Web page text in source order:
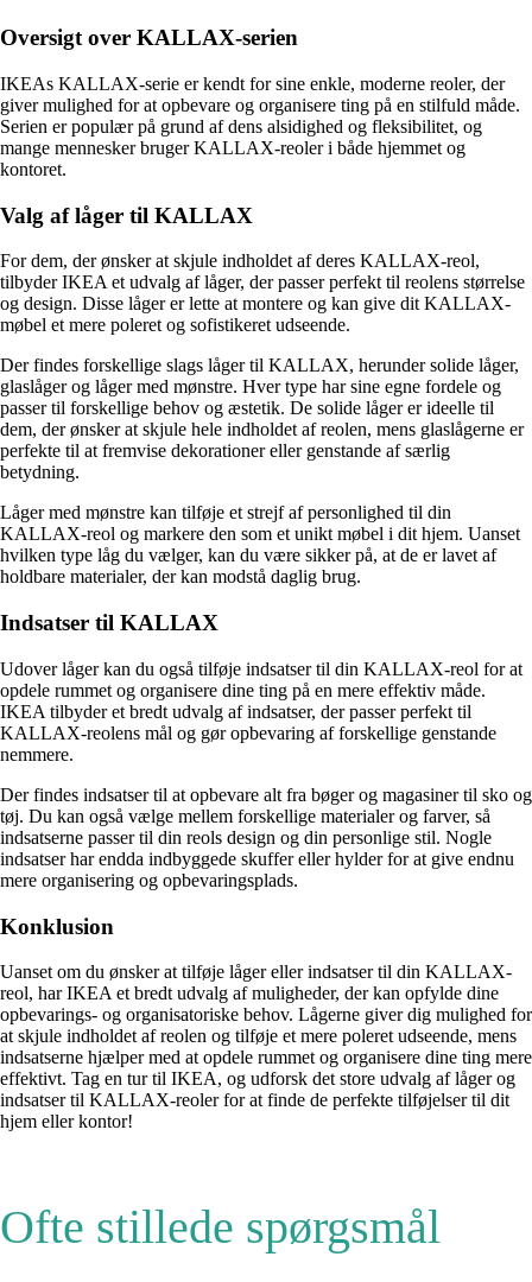
Oversigt over KALLAX-serien
IKEAs KALLAX-serie er kendt for sine enkle, moderne reoler, der
giver mulighed for at opbevare og organisere ting på en stilfuld måde.
Serien er populær på grund af dens alsidighed og fleksibilitet, og
mange mennesker bruger KALLAX-reoler i både hjemmet og
kontoret.
Valg af låger til KALLAX
For dem, der ønsker at skjule indholdet af deres KALLAX-reol,
tilbyder IKEA et udvalg af låger, der passer perfekt til reolens størrelse
og design. Disse låger er lette at montere og kan give dit KALLAX-
møbel et mere poleret og sofistikeret udseende.
Der findes forskellige slags låger til KALLAX, herunder solide låger,
glaslåger og låger med mønstre. Hver type har sine egne fordele og
passer til forskellige behov og æstetik. De solide låger er ideelle til
dem, der ønsker at skjule hele indholdet af reolen, mens glaslågerne er
perfekte til at fremvise dekorationer eller genstande af særlig
betydning.
Låger med mønstre kan tilføje et strejf af personlighed til din
KALLAX-reol og markere den som et unikt møbel i dit hjem. Uanset
hvilken type låg du vælger, kan du være sikker på, at de er lavet af
holdbare materialer, der kan modstå daglig brug.
Indsatser til KALLAX
Udover låger kan du også tilføje indsatser til din KALLAX-reol for at
opdele rummet og organisere dine ting på en mere effektiv måde.
IKEA tilbyder et bredt udvalg af indsatser, der passer perfekt til
KALLAX-reolens mål og gør opbevaring af forskellige genstande
nemmere.
Der findes indsatser til at opbevare alt fra bøger og magasiner til sko og
tøj. Du kan også vælge mellem forskellige materialer og farver, så
indsatserne passer til din reols design og din personlige stil. Nogle
indsatser har endda indbyggede skuffer eller hylder for at give endnu
mere organisering og opbevaringsplads.
Konklusion
Uanset om du ønsker at tilføje låger eller indsatser til din KALLAX-
reol, har IKEA et bredt udvalg af muligheder, der kan opfylde dine
opbevarings- og organisatoriske behov. Lågerne giver dig mulighed for
at skjule indholdet af reolen og tilføje et mere poleret udseende, mens
indsatserne hjælper med at opdele rummet og organisere dine ting mere
effektivt. Tag en tur til IKEA, og udforsk det store udvalg af låger og
indsatser til KALLAX-reoler for at finde de perfekte tilføjelser til dit
hjem eller kontor!
Ofte stillede spørgsmål